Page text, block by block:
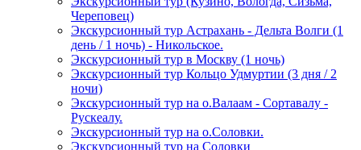
Череповец)
Экскурсионный тур Астрахань - Дельта Волги (1
день / 1 ночь) - Никольское.
Экскурсионный тур в Москву (1 ночь)
Экскурсионный тур Кольцо Удмуртии (3 дня / 2
ночи)
Экскурсионный тур на о.Валаам - Сортавалу -
Рускеалу.
Экскурсионный тур на о.Соловки.
Экскурсионный тур на Соловки